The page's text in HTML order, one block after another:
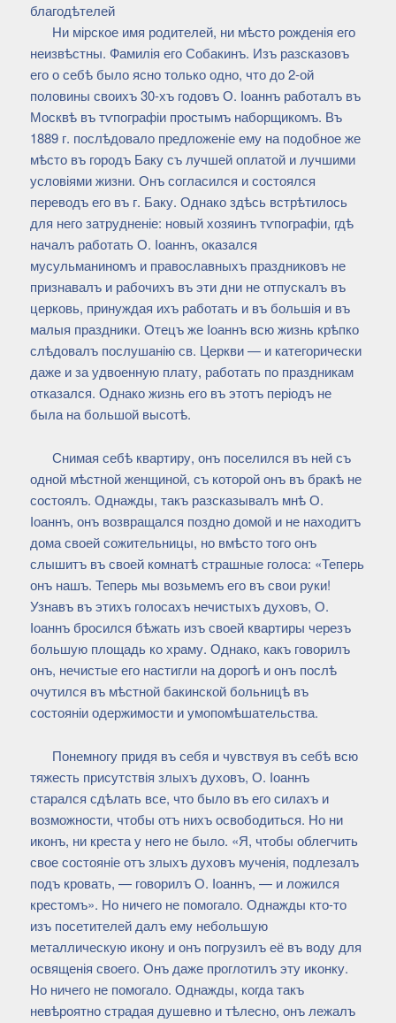
благодѣтелей
Ни мірское имя родителей, ни мѣсто рожденія его
неизвѣстны. Фамилія его Собакинъ. Изъ разсказовъ
его о себѣ было ясно только одно, что до 2-ой
половины своихъ 30-хъ годовъ О. Іоаннъ работалъ въ
Москвѣ въ тѵпографіи простымъ наборщикомъ. Въ
1889 г. послѣдовало предложеніе ему на подобное же
мѣсто въ городъ Баку съ лучшей оплатой и лучшими
условіями жизни. Онъ согласился и состоялся
переводъ его въ г. Баку. Однако здѣсь встрѣтилось
для него затрудненіе: новый хозяинъ тѵпографіи, гдѣ
началъ работать О. Іоаннъ, оказался
мусульманиномъ и православныхъ праздниковъ не
признавалъ и рабочихъ въ эти дни не отпускалъ въ
церковь, принуждая ихъ работать и въ большія и въ
малыя праздники. Отецъ же Іоаннъ всю жизнь крѣпко
слѣдовалъ послушанію св. Церкви — и категорически
даже и за удвоенную плату, работать по праздникам
отказался. Однако жизнь его въ этотъ періодъ не
была на большой высотѣ.
Снимая себѣ квартиру, онъ поселился въ ней съ
одной мѣстной женщиной, съ которой онъ въ бракѣ не
состоялъ. Однажды, такъ разсказывалъ мнѣ О.
Іоаннъ, онъ возвращался поздно домой и не находитъ
дома своей сожительницы, но вмѣсто того онъ
слышитъ въ своей комнатѣ страшные голоса: «Теперь
онъ нашъ. Теперь мы возьмемъ его въ свои руки!
Узнавъ въ этихъ голосахъ нечистыхъ духовъ, О.
Іоаннъ бросился бѣжать изъ своей квартиры черезъ
большую площадь ко храму. Однако, какъ говорилъ
онъ, нечистые его настигли на дорогѣ и онъ послѣ
очутился въ мѣстной бакинской больницѣ въ
состояніи одержимости и умопомѣшательства.
Понемногу придя въ себя и чувствуя въ себѣ всю
тяжесть присутствія злыхъ духовъ, О. Іоаннъ
старался сдѣлать все, что было въ его силахъ и
возможности, чтобы отъ нихъ освободиться. Но ни
иконъ, ни креста у него не было. «Я, чтобы облегчить
свое состоянiе отъ злыхъ духовъ мученія, подлезалъ
подъ кровать, — говорилъ О. Іоаннъ, — и ложился
крестомъ». Но ничего не помогало. Однажды кто-то
изъ посетителей далъ ему небольшую
металлическую икону и онъ погрузилъ её въ воду для
освященія своего. Онъ даже проглотилъ эту иконку.
Но ничего не помогало. Однажды, когда такъ
невѣроятно страдая душевно и тѣлесно, онъ лежалъ